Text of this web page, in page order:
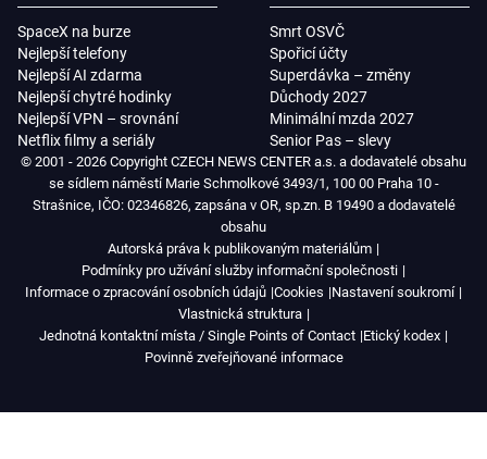
SpaceX na burze
Nejlepší telefony
Nejlepší AI zdarma
Nejlepší chytré hodinky
Nejlepší VPN – srovnání
Netflix filmy a seriály
Smrt OSVČ
Spořicí účty
Superdávka – změny
Důchody 2027
Minimální mzda 2027
Senior Pas – slevy
© 2001 - 2026 Copyright CZECH NEWS CENTER a.s. a dodavatelé obsahu
se sídlem náměstí Marie Schmolkové 3493/1, 100 00 Praha 10 -
Strašnice, IČO: 02346826, zapsána v OR, sp.zn. B 19490 a dodavatelé
obsahu
Autorská práva k publikovaným materiálům
Podmínky pro užívání služby informační společnosti
Informace o zpracování osobních údajů Cookies Nastavení soukromí
Vlastnická struktura
Jednotná kontaktní místa / Single Points of Contact Etický kodex
Povinně zveřejňované informace